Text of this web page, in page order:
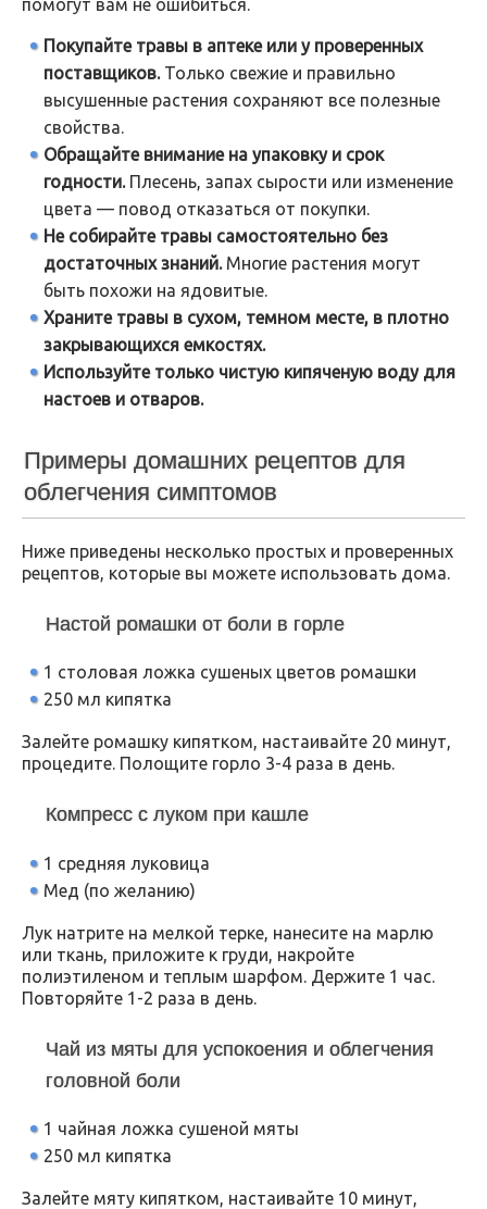
помогут вам не ошибиться.
Покупайте травы в аптеке или у проверенных
поставщиков.Только свежие и правильно
высушенные растения сохраняют все полезные
свойства.
Обращайте внимание на упаковку и срок
годности.Плесень, запах сырости или изменение
цвета — повод отказаться от покупки.
Не собирайте травы самостоятельно без
достаточных знаний.Многие растения могут
быть похожи на ядовитые.
Храните травы в сухом, темном месте, в плотно
закрывающихся емкостях.
Используйте только чистую кипяченую воду для
настоев и отваров.
Примеры домашних рецептов для
облегчения симптомов
Ниже приведены несколько простых и проверенных
рецептов, которые вы можете использовать дома.
Настой ромашки от боли в горле
1 столовая ложка сушеных цветов ромашки
250 мл кипятка
Залейте ромашку кипятком, настаивайте 20 минут,
процедите. Полощите горло 3-4 раза в день.
Компресс с луком при кашле
1 средняя луковица
Мед (по желанию)
Лук натрите на мелкой терке, нанесите на марлю
или ткань, приложите к груди, накройте
полиэтиленом и теплым шарфом. Держите 1 час.
Повторяйте 1-2 раза в день.
Чай из мяты для успокоения и облегчения
головной боли
1 чайная ложка сушеной мяты
250 мл кипятка
Залейте мяту кипятком, настаивайте 10 минут,